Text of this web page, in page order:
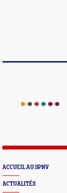
ACCUEIL AU SPNV
ACTUALITÉS